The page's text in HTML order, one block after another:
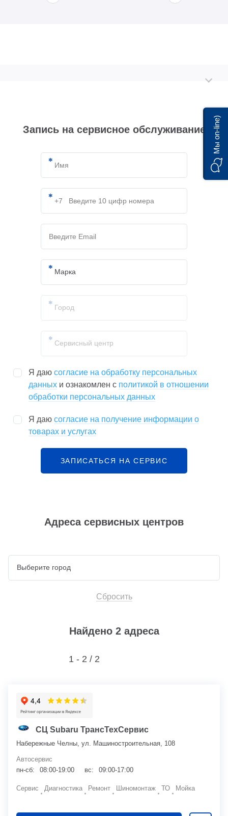
Запись на сервисное обслуживание
Я даю согласие на обработку персональных
данных и ознакомлен с политикой в отношении
обработки персональных данных
Я даю согласие на получение информации о
товарах и услугах
ЗАПИСАТЬСЯ НА СЕРВИС
Адреса сервисных центров
Сбросить
Найдено 2 адреса
1 - 2 / 2
СЦ Subaru ТрансТехСервис
Набережные Челны, ул. Машиностроительная, 108
Автосервис
пн-сб:
08:00-19:00 вс: 09:00-17:00
Сервис Диагностика Ремонт Шиномонтаж ТО Мойка
Мы on-line)